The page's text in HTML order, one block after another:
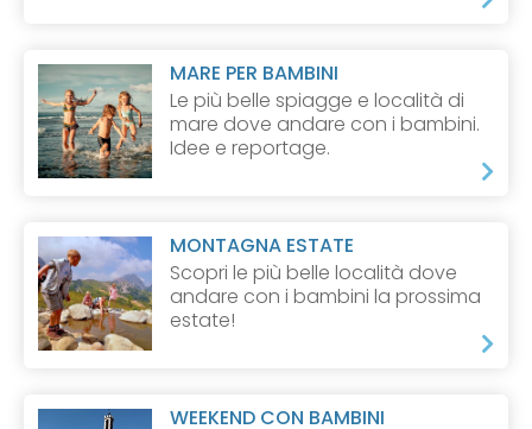
MARE PER BAMBINI
Le più belle spiagge e località di
mare dove andare con i bambini.
Idee e reportage.
MONTAGNA ESTATE
Scopri le più belle località dove
andare con i bambini la prossima
estate!
WEEKEND CON BAMBINI